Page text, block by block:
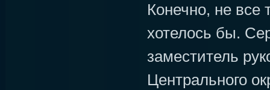
Конечно, не все
хотелось бы.
заместитель
Центрального